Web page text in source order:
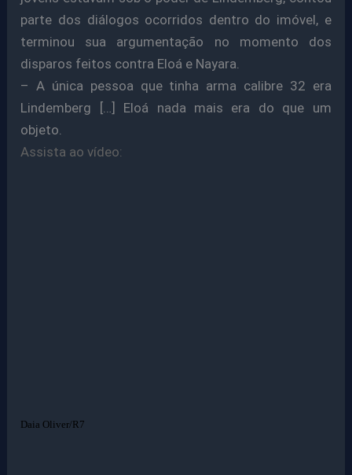
parte dos diálogos ocorridos dentro do imóvel, e
terminou sua argumentação no momento dos
disparos feitos contra Eloá e Nayara.
– A única pessoa que tinha arma calibre 32 era
Lindemberg […] Eloá nada mais era do que um
objeto.
Assista ao vídeo:
Daia Oliver/R7